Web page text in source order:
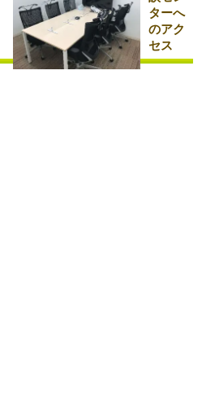
ターへ
のアク
セス